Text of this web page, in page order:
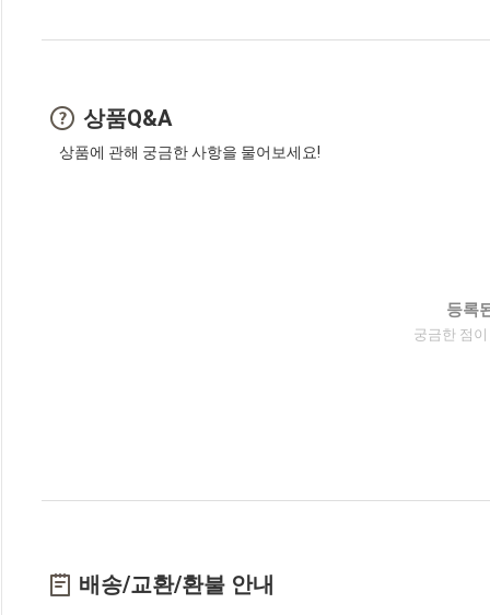
상품Q&A
상품에 관해 궁금한 사항을 물어보세요!
등록
궁금한 점
배송/교환/환불 안내